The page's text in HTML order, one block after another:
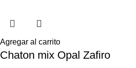
Agregar al carrito
Chaton mix Opal Zafiro